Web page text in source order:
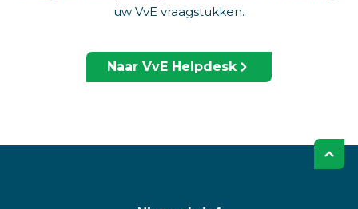
uw VvE vraagstukken.
Naar VvE Helpdesk